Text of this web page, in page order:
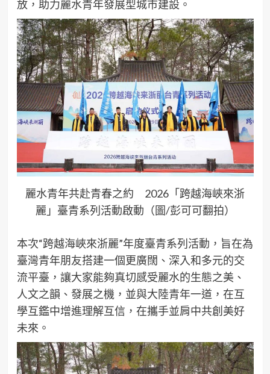
放，助力麗水青年發展型城市建設。
麗水青年共赴青春之約 2026「跨越海峽來浙
麗」臺青系列活動啟動（圖/彭可可翻拍）
本次“跨越海峽來浙麗”年度臺青系列活動，旨在為
臺灣青年朋友搭建一個更廣闊、深入和多元的交
流平臺，讓大家能夠真切感受麗水的生態之美、
人文之韻、發展之機，並與大陸青年一道，在互
學互鑑中增進理解互信，在攜手並肩中共創美好
未來。